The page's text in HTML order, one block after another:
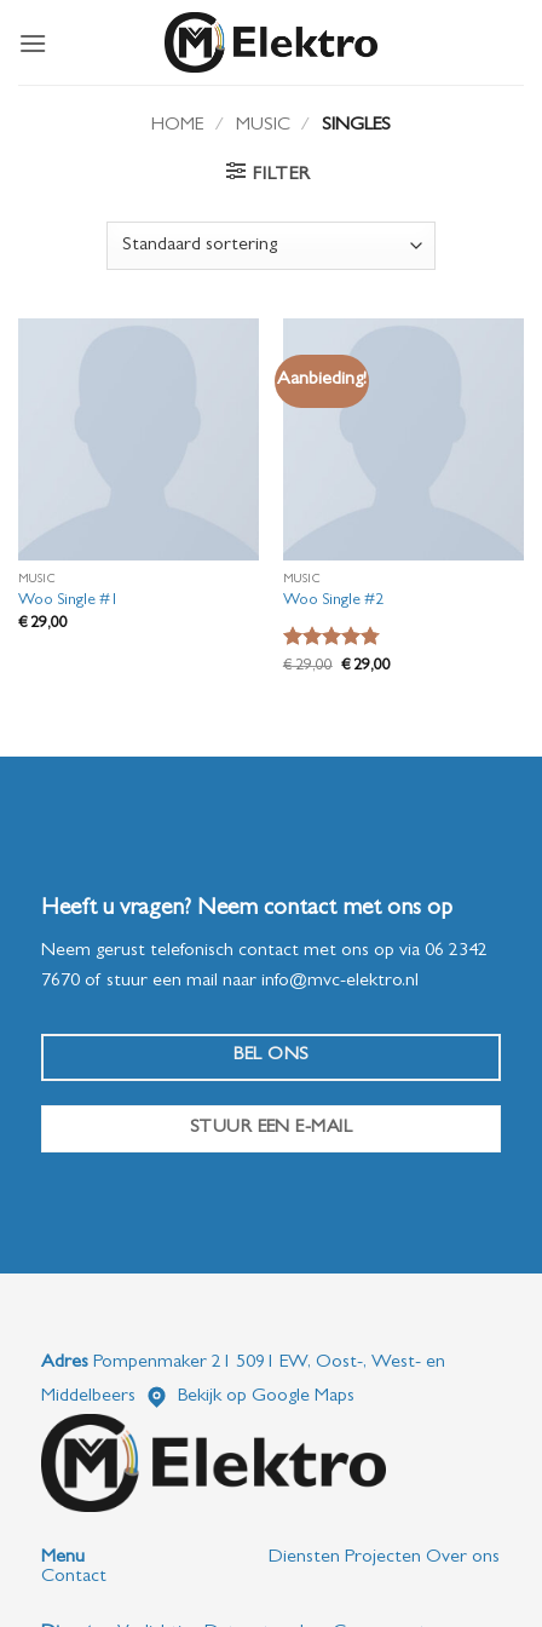
naar
HOME / MUSIC / SINGLES
FILTER
MUSIC
Woo Single #1
€29,00
Aanbieding!
MUSIC
Woo Single #2
Waardering
€29,00 Oorspronkelijke
€29,00Huidige
Heeft u vragen? Neem contact met ons op
Neem gerust telefonisch contact met ons op via 06 2342
7670of stuur een mail naar info@mvc-elektro.nl
BEL ONS
STUUR EEN E-MAIL
AdresPompenmaker 21 5091 EW, Oost-, West- en
Middelbeers
Bekijk op Google Maps
Menu Diensten Projecten Over ons
Contact